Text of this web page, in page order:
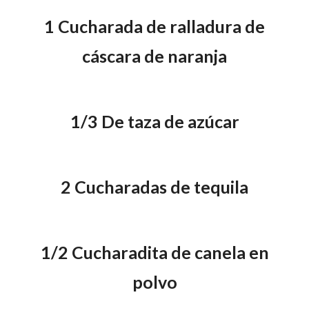
1 Cucharada de ralladura de
cáscara de naranja
1/3 De taza de azúcar
2 Cucharadas de tequila
1/2 Cucharadita de canela en
polvo